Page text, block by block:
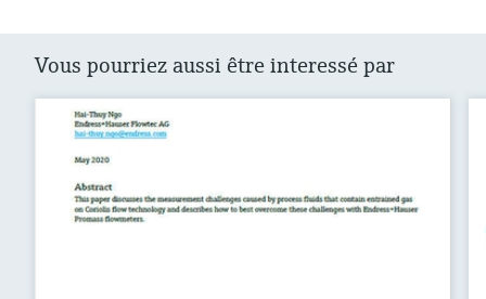
Vous pourriez aussi être interessé par